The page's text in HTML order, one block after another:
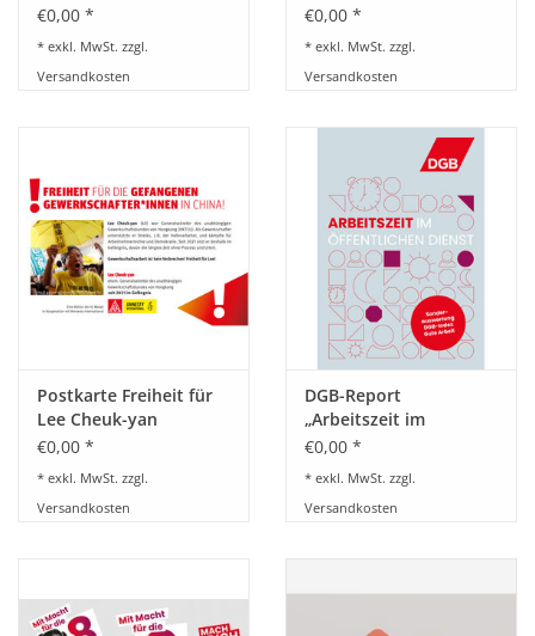
€0,00 *
* exkl. MwSt. zzgl.
Versandkosten
€0,00 *
* exkl. MwSt. zzgl.
Versandkosten
Postkarte Freiheit für
Lee Cheuk-yan
€0,00 *
* exkl. MwSt. zzgl.
Versandkosten
DGB-Report
„Arbeitszeit im
öffentlichen Dienst“
€0,00 *
* exkl. MwSt. zzgl.
Versandkosten